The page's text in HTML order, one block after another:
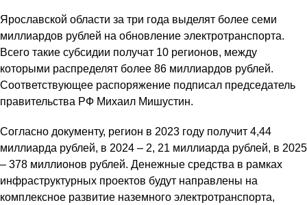
Ярославской области за три года выделят более семи
миллиардов рублей на обновление электротранспорта.
Всего такие субсидии получат 10 регионов, между
которыми распределят более 86 миллиардов рублей.
Соответствующее распоряжение подписал председатель
правительства РФ Михаил Мишустин.
Согласно документу, регион в 2023 году получит 4,44
миллиарда рублей, в 2024 – 2, 21 миллиарда рублей, в 2025
– 378 миллионов рублей. Денежные средства в рамках
инфраструктурных проектов будут направлены на
комплексное развитие наземного электротранспорта,